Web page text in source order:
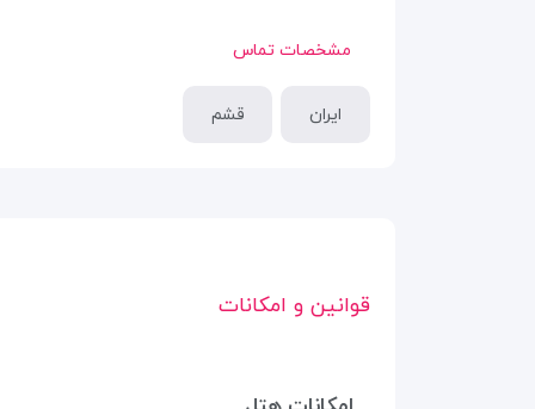
مشخصات تماس
ایران قشم
قوانین و امکانات